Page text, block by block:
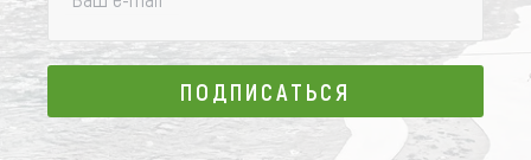
ПОДПИСАТЬСЯ
ПОДПИСАТЬСЯ